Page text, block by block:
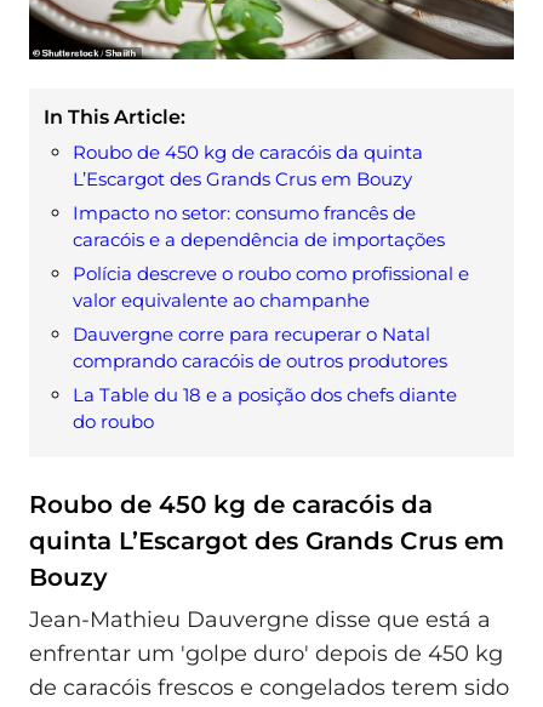
In This Article:
Roubo de 450 kg de caracóis da quinta
L’Escargot des Grands Crus em Bouzy
Impacto no setor: consumo francês de
caracóis e a dependência de importações
Polícia descreve o roubo como profissional e
valor equivalente ao champanhe
Dauvergne corre para recuperar o Natal
comprando caracóis de outros produtores
La Table du 18 e a posição dos chefs diante
do roubo
Roubo de 450 kg de caracóis da
quinta L’Escargot des Grands Crus em
Bouzy
Jean-Mathieu Dauvergne disse que está a
enfrentar um 'golpe duro' depois de 450 kg
de caracóis frescos e congelados terem sido